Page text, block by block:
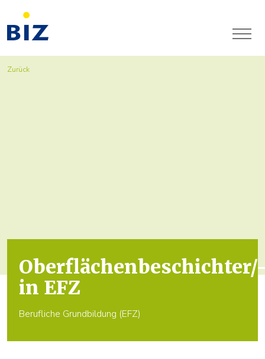
Zurück
in EFZ
Berufliche Grundbildung (EFZ)